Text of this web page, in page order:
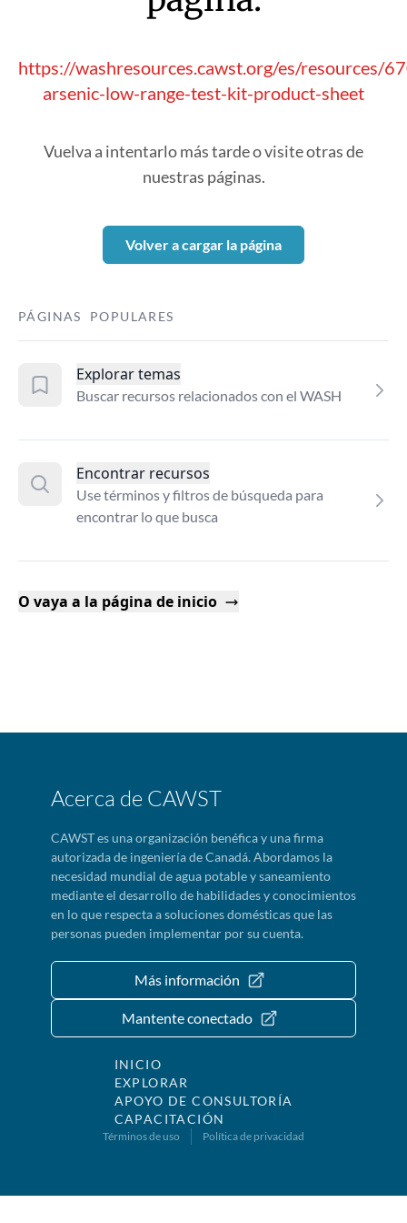
https://washresources.cawst.org/es/resources/
arsenic-low-range-test-kit-product-sheet
Vuelva a intentarlo más tarde o visite otras de
nuestras páginas.
Volver a cargar la página
PÁGINAS POPULARES
Explorar temas
Buscar recursos relacionados con el WASH
Encontrar recursos
Use términos y filtros de búsqueda para
encontrar lo que busca
O vaya a la página de inicio
Acerca de CAWST
CAWST es una organización benéfica y una firma
autorizada de ingeniería de Canadá. Abordamos la
necesidad mundial de agua potable y saneamiento
mediante el desarrollo de habilidades y conocimientos
en lo que respecta a soluciones domésticas que las
personas pueden implementar por su cuenta.
Más información
Mantente conectado
INICIO
EXPLORAR
APOYO DE CONSULTORÍA
CAPACITACIÓN
Términos de uso Política de privacidad